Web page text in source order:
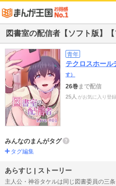
図書室の配信者【ソフト版】
青年
テクロスホール
す）
26巻まで配信
25人 がお気に入り登
みんなのまんがタグ
タグ編集
あらすじ | ストーリー
主人公・神谷タケルは同じ図書委員の三